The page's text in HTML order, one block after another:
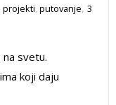
projekti, putovanje, 3
na svetu.
koji daju